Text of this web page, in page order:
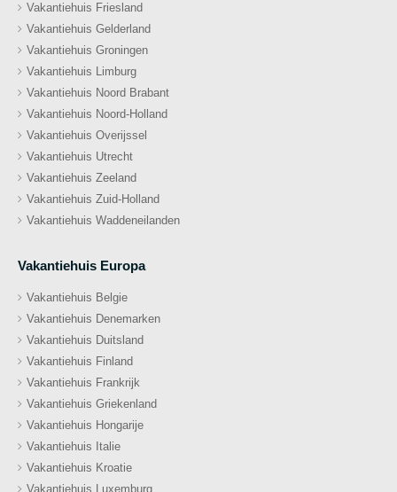
Vakantiehuis Friesland
Vakantiehuis Gelderland
Vakantiehuis Groningen
Vakantiehuis Limburg
Vakantiehuis Noord Brabant
Vakantiehuis Noord-Holland
Vakantiehuis Overijssel
Vakantiehuis Utrecht
Vakantiehuis Zeeland
Vakantiehuis Zuid-Holland
Vakantiehuis Waddeneilanden
Vakantiehuis Europa
Vakantiehuis Belgie
Vakantiehuis Denemarken
Vakantiehuis Duitsland
Vakantiehuis Finland
Vakantiehuis Frankrijk
Vakantiehuis Griekenland
Vakantiehuis Hongarije
Vakantiehuis Italie
Vakantiehuis Kroatie
Vakantiehuis Luxemburg